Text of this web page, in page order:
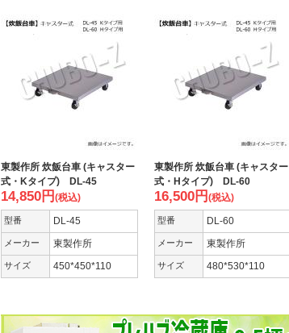
東製作所 炊飯台車 (キャスター
式・Kタイプ) DL-45
14,850円 (税込)
型番 DL-45
メーカー 東製作所
サイズ 450*450*110
東製作所 炊飯台車 (キャスター
式・Hタイプ) DL-60
16,500円 (税込)
型番 DL-60
メーカー 東製作所
サイズ 480*530*110